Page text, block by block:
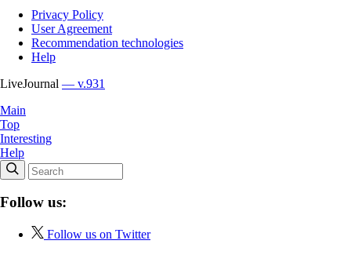
Privacy Policy
User Agreement
Recommendation technologies
Help
LiveJournal — v.931
Main
Top
Interesting
Help
Follow us:
Follow us on Twitter